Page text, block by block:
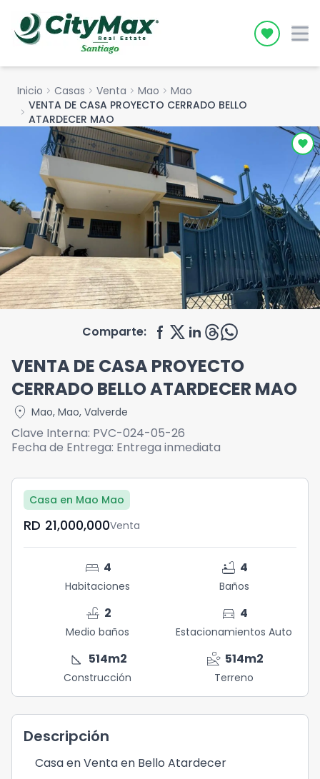
Icon
Inicio chevron_right Casas chevron_right Venta chevron_right Mao chevron_right Mao
chevron_right VENTA DE CASA PROYECTO CERRADO BELLO
ATARDECER MAO
Comparte:
VENTA DE CASA PROYECTO
CERRADO BELLO ATARDECER MAO
location_on Mao, Mao, Valverde
Clave Interna: PVC-024-05-26
Fecha de Entrega: Entrega inmediata
Casa en Mao Mao
RD	21,000,000Venta
bed 4
Habitaciones
bathtub 4
Baños
faucet 2
Medio baños
directions_car 4
Estacionamientos Auto
square_foot 514m2
Construcción
landslide 514m2
Terreno
Descripción
Casa en Venta en Bello Atardecer